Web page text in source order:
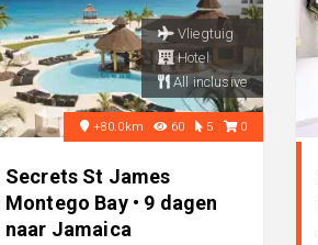
Vliegtuig
Hotel
All inclusive
+80.0km 60 5 0
Secrets St James
Montego Bay • 9 dagen
naar Jamaica